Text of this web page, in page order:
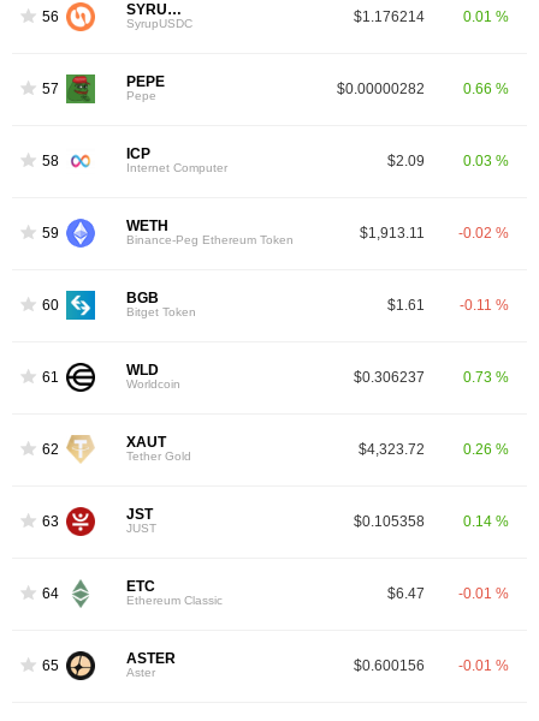
56 SYRUPUSDC
SyrupUSDC $1.176214 0.01 %
57 PEPE
Pepe $0.00000282 0.66 %
58 ICP
Internet Computer $2.09 0.03 %
59 WETH
Binance-Peg Ethereum Token $1,913.11 -0.02 %
60 BGB
Bitget Token $1.61 -0.11 %
61 WLD
Worldcoin $0.306237 0.73 %
62 XAUT
Tether Gold $4,323.72 0.26 %
63 JST
JUST $0.105358 0.14 %
64 ETC
Ethereum Classic $6.47 -0.01 %
65 ASTER
Aster $0.600156 -0.01 %